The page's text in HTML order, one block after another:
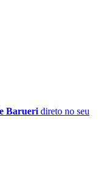
Barueri direto no seu